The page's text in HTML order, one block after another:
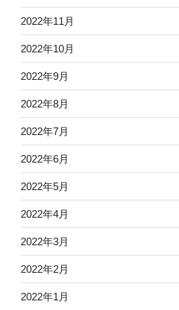
2022年11月
2022年10月
2022年9月
2022年8月
2022年7月
2022年6月
2022年5月
2022年4月
2022年3月
2022年2月
2022年1月